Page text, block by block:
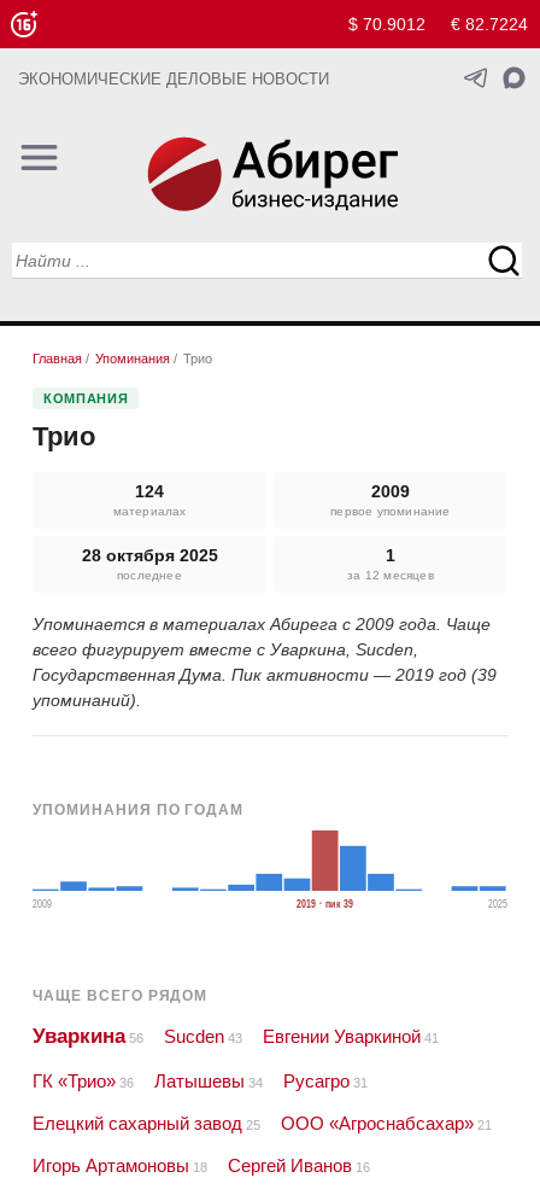
$ 70.9012 € 82.7224
ЭКОНОМИЧЕСКИЕ ДЕЛОВЫЕ НОВОСТИ
Главная / Упоминания / Трио
КОМПАНИЯ
Трио
124
материалах
2009
первое упоминание
28 октября 2025
последнее
1
за 12 месяцев
Упоминается в материалах Абирега с 2009 года. Чаще
всего фигурирует вместе с Уваркина, Sucden,
Государственная Дума. Пик активности — 2019 год (39
упоминаний).
УПОМИНАНИЯ ПО ГОДАМ
2009 2019 · пик 39 2025
ЧАЩЕ ВСЕГО РЯДОМ
Уваркина56 Sucden 43 Евгении Уваркиной 41
ГК «Трио» 36 Латышевы 34 Русагро 31
Елецкий сахарный завод 25 ООО «Агроснабсахар» 21
Игорь Артамоновы 18 Сергей Иванов 16